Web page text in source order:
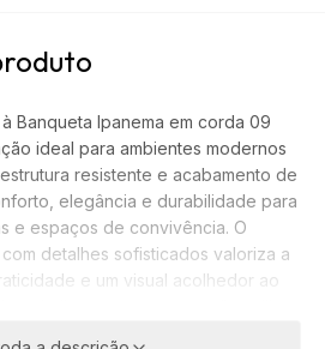
Banqueta Ipanema em corda 09
ideal para ambientes modernos
resistente e acabamento de
elegância e durabilidade para
e espaços de convivência. O
detalhes sofisticados valoriza a
e um visual acolhedor ao